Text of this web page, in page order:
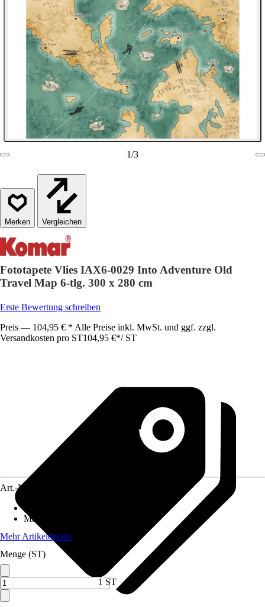
1/3
Vergleichen
Fototapete Vlies IAX6-0029 Into Adventure Old
Travel Map 6-tlg. 300 x 280 cm
Erste Bewertung schreiben
Preis — 104,95 € * Alle Preise inkl. MwSt. und ggf. zzgl.
Versandkosten pro ST104,95 €*/ ST
Art.-Nr.
Maße (BxH)
Mehr Artikeldetails
Menge (ST)
1 ST